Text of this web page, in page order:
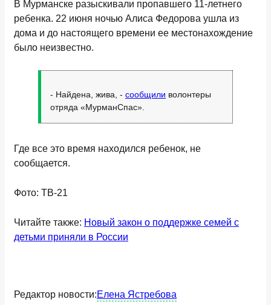
В Мурманске разыскивали пропавшего 11-летнего
ребенка. 22 июня ночью Алиса Федорова ушла из
дома и до настоящего времени ее местонахождение
было неизвестно.
- Найдена, жива, - сообщили волонтеры
отряда «МурманСпас».
Где все это время находился ребенок, не
сообщается.
Фото: ТВ-21
Читайте также: Новый закон о поддержке семей с
детьми приняли в России
Редактор новости:Елена Ястребова